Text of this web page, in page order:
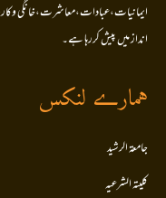
ایمانیات،عبادات،معاشرت،خانگی
انداز میں پیش کررہا ہے۔
ہمارے لنکس
جامعۃ الرشید
کلیتہ الشرعیہ